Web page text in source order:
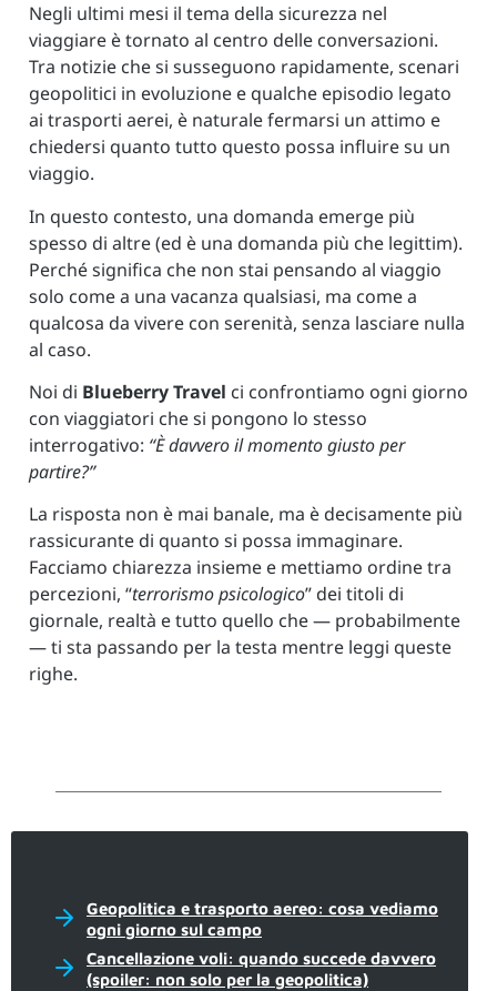
Negli ultimi mesi il tema della sicurezza nel
viaggiare è tornato al centro delle conversazioni.
Tra notizie che si susseguono rapidamente, scenari
geopolitici in evoluzione e qualche episodio legato
ai trasporti aerei, è naturale fermarsi un attimo e
chiedersi quanto tutto questo possa influire su un
viaggio.
In questo contesto, una domanda emerge più
spesso di altre (ed è una domanda più che legittim).
Perché significa che non stai pensando al viaggio
solo come a una vacanza qualsiasi, ma come a
qualcosa da vivere con serenità, senza lasciare nulla
al caso.
Noi di Blueberry Travel ci confrontiamo ogni giorno
con viaggiatori che si pongono lo stesso
interrogativo: “È davvero il momento giusto per
partire?”
La risposta non è mai banale, ma è decisamente più
rassicurante di quanto si possa immaginare.
Facciamo chiarezza insieme e mettiamo ordine tra
percezioni, “terrorismo psicologico” dei titoli di
giornale, realtà e tutto quello che — probabilmente
— ti sta passando per la testa mentre leggi queste
righe.
Geopolitica e trasporto aereo: cosa vediamo
ogni giorno sul campo
Cancellazione voli: quando succede davvero
(spoiler: non solo per la geopolitica)